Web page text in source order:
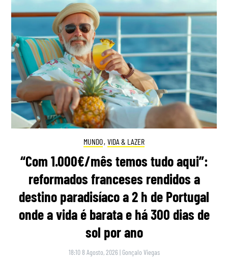
MUNDO, VIDA & LAZER
“Com 1.000€/mês temos tudo aqui”:
reformados franceses rendidos a
destino paradisíaco a 2 h de Portugal
onde a vida é barata e há 300 dias de
sol por ano
18:10 8 Agosto, 2026 | Gonçalo Viegas